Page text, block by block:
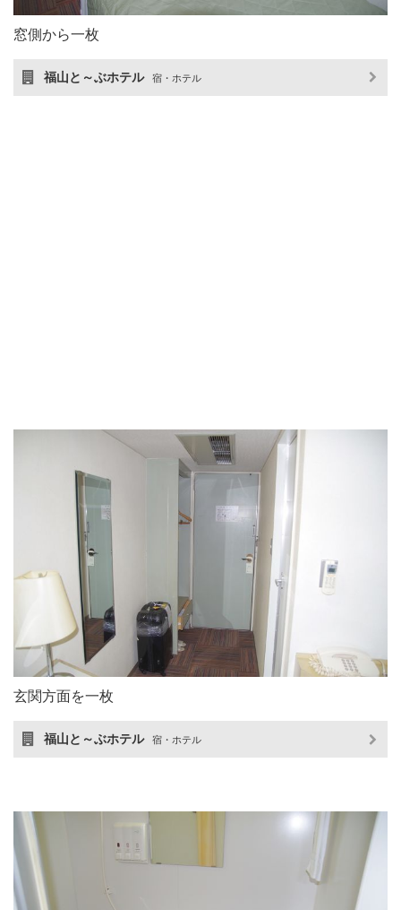
窓側から一枚
福山と～ぶホテル 宿・ホテル
玄関方面を一枚
福山と～ぶホテル 宿・ホテル